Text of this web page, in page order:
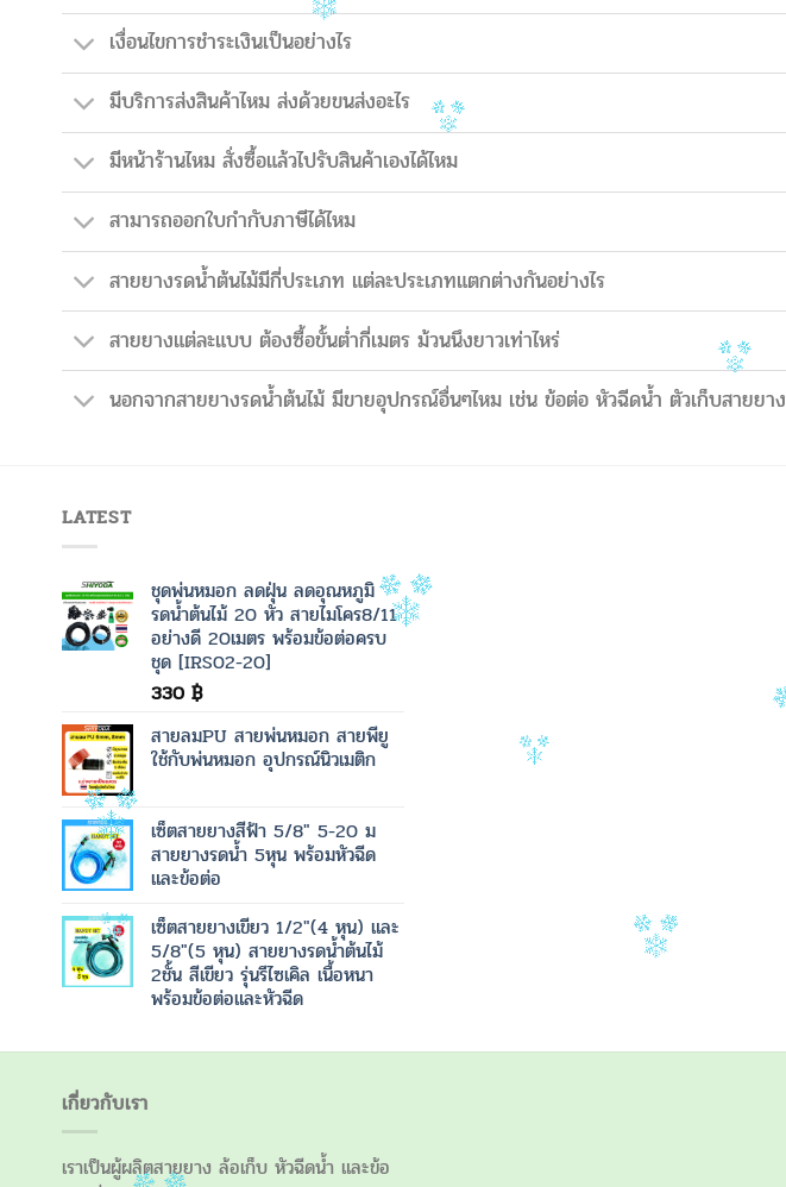
เงื่อนไขการชำระเงินเป็นอย่างไร
มีบริการส่งสินค้าไหม ส่งด้วยขนส่งอะไร
มีหน้าร้านไหม สั่งซื้อแล้วไปรับสินค้าเองได้ไหม
สามารถออกใบกำกับภาษีได้ไหม
สายยางรดน้ำต้นไม้มีกี่ประเภท แต่ละประเภทแตกต่างกันอย่างไร
สายยางแต่ละแบบ ต้องซื้อขั้นต่ำกี่เมตร ม้วนนึงยาวเท่าไหร่
นอกจากสายยางรดน้ำต้นไม้ มีขายอุปกรณ์อื่นๆไหม เช่น ข้อต่อ หัวฉีดน้ำ ตัวเก็บสายยาง
LATEST
ชุดพ่นหมอก ลดฝุ่น ลดอุณหภูมิ
รดน้ำต้นไม้ 20 หัว สายไมโคร8/11
อย่างดี 20เมตร พร้อมข้อต่อครบ
ชุด [IRS02-20]
330 ฿
สายลมPU สายพ่นหมอก สายพียู
ใช้กับพ่นหมอก อุปกรณ์นิวเมติก
เซ็ตสายยางสีฟ้า 5/8" 5-20 ม
สายยางรดน้ำ 5หุน พร้อมหัวฉีด
และข้อต่อ
เซ็ตสายยางเขียว 1/2"(4 หุน) และ
5/8"(5 หุน) สายยางรดน้ำต้นไม้
2ชั้น สีเขียว รุ่นรีไซเคิล เนื้อหนา
พร้อมข้อต่อและหัวฉีด
เกี่ยวกับเรา
เราเป็นผู้ผลิตสายยาง ล้อเก็บ หัวฉีดน้ำ และข้อ